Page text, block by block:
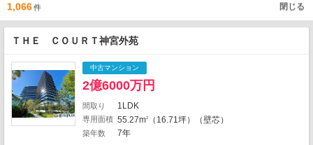
6
1
2
2
22
8
1
1
4
3
1
1
1 9
1,066件 閉じる
ＴＨＥ ＣＯＵＲＴ神宮外苑
中古マンション
2億6000万円
間取り 1LDK
専用面積 55.27m2 （16.71坪）（壁芯）
築年数
7年